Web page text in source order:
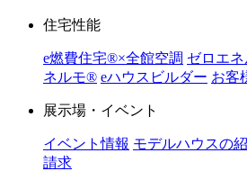
住宅性能
e燃費住宅®︎×全館空調 ゼロエ
ネルモ®︎ eハウスビルダー お客
展示場・イベント
イベント情報 モデルハウスの
請求